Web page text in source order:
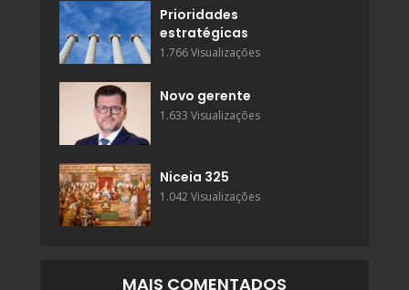
Prioridades
estratégicas
1.766 Visualizações
Novo gerente
1.633 Visualizações
Niceia 325
1.042 Visualizações
MAIS COMENTADOS